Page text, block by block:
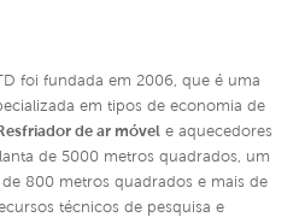
foi fundada em 2006, que é uma
em tipos de economia de
de ar móvel e aquecedores
de 5000 metros quadrados, um
800 metros quadrados e mais de
técnicos de pesquisa e